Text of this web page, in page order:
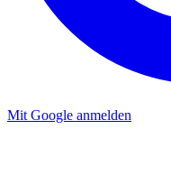
Mit Google anmelden